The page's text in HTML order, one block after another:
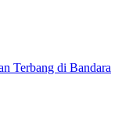
Terbang di Bandara